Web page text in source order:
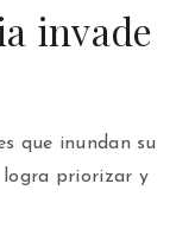
invade
que inundan su
logra priorizar y